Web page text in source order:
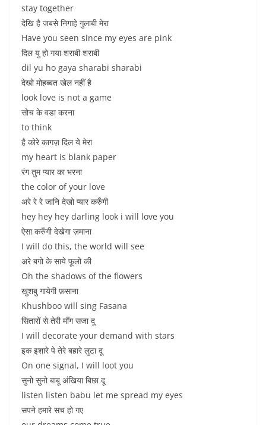
stay together
देखि है जबसे निगाहे गुलाबी मेरा
Have you seen since my eyes are pink
दिल यु हो गया शराबी शराबी
dil yu ho gaya sharabi sharabi
देखो मोहब्बत खेल नहीं है
look love is not a game
सोच के वडा करना
to think
है कोरे कागज़ दिल ये मेरा
my heart is blank paper
रंग तुम प्यार का भरना
the color of your love
अरे रे रे जानि देखो प्यार करुँगी
hey hey hey darling look i will love you
ऐसा करुँगी देखेगा ज़माना
I will do this, the world will see
अरे बगो के साये फूलो की
Oh the shadows of the flowers
खुशबु गायेगी फ़साना
Khushboo will sing Fasana
सितारों से तेरी माँग सजा दू
I will decorate your demand with stars
इक इशारे पे तेरे बहारे लुटा दू
On one signal, I will loot you
सुनो सुनो बाबू अंखिया बिछा दू
listen listen babu let me spread my eyes
सपने हमारे सच हो गए